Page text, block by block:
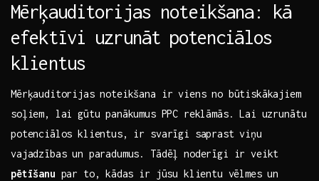
Mērķauditorijas noteikšana: kā
efektīvi uzrunāt⁢ potenciālos
klientus
Mērķauditorijas noteikšana ir viens no būtiskākajiem
soļiem, lai gūtu panākumus⁤ PPC reklāmās. ‌Lai uzrunātu
potenciālos klientus, ir svarīgi saprast viņu
vajadzības un paradumus.​ Tādēļ noderīgi‌ ir veikt
pētīšanu par to, ⁤kādas ir jūsu klientu ‍vēlmes un